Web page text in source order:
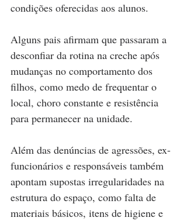
condições oferecidas aos alunos.
Alguns pais afirmam que passaram a
desconfiar da rotina na creche após
mudanças no comportamento dos
filhos, como medo de frequentar o
local, choro constante e resistência
para permanecer na unidade.
Além das denúncias de agressões, ex-
funcionários e responsáveis também
apontam supostas irregularidades na
estrutura do espaço, como falta de
materiais básicos, itens de higiene e